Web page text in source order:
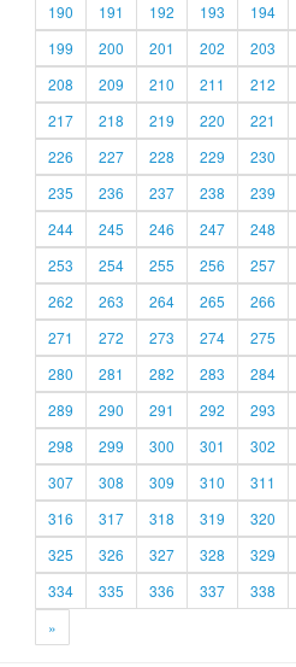
190
191 192 193 194
199
200 201 202 203
208
209 210 211 212
217
218 219 220 221
226
227 228 229 230
235
236 237 238 239
244
245 246 247 248
253
254 255 256 257
262
263 264 265 266
271
272 273 274 275
280
281 282 283 284
289
290 291 292 293
298
299 300 301 302
307
308 309 310 311
316
317 318 319 320
325
326 327 328 329
334
335 336 337 338
»